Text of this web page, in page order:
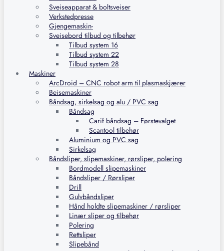
Sveiseapparat & boltsveiser
Verkstedpresse
Gjengemaskin-
Sveisebord tilbud og tilbehør
Tilbud system 16
Tilbud system 22
Tilbud system 28
Maskiner
ArcDroid – CNC robot arm til plasmaskjærer
Beisemaskiner
Båndsag, sirkelsag og alu / PVC sag
Båndsag
Carif båndsag – Førstevalget
Scantool tilbehør
Aluminium og PVC sag
Sirkelsag
Båndsliper, slipemaskiner, rørsliper, polering
Bordmodell slipemaskiner
Båndsliper / Rørsliper
Drill
Gulvbåndsliper
Hånd holdte slipemaskiner / rørsliper
Linær sliper og tilbehør
Polering
Rettsliper
Slipebånd